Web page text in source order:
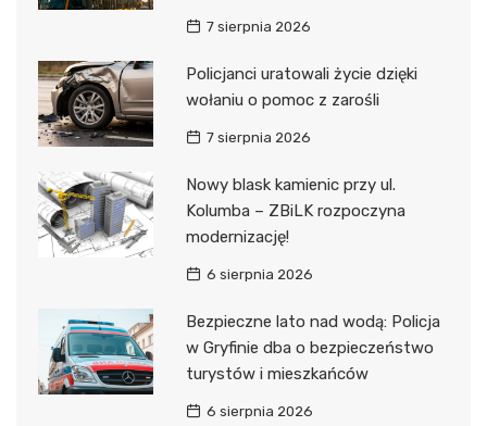
7 sierpnia 2026
Policjanci uratowali życie dzięki
wołaniu o pomoc z zarośli
7 sierpnia 2026
Nowy blask kamienic przy ul.
Kolumba – ZBiLK rozpoczyna
modernizację!
6 sierpnia 2026
Bezpieczne lato nad wodą: Policja
w Gryfinie dba o bezpieczeństwo
turystów i mieszkańców
6 sierpnia 2026